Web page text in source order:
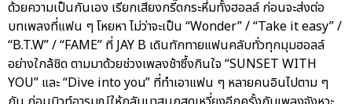
ด้วยความเป็นกันเอง เรียกเสียงกรี๊ดกระหึ่มทั้งฮอลล์ ก่อนจะส่งต่อ
บทเพลงที่แฟน ๆ โหยหา ไม่ว่าจะเป็น “Wonder” / “Take it easy” /
“B.T.W” / “FAME” ที่ JAY B เดินทักทายแฟนคลับทั่วทุกมุมฮอลล์
อย่างใกล้ชิด ตามมาด้วยช่วงเพลงช้าซึ้งกินใจ “SUNSET WITH
YOU” และ “Dive into you” ที่ทำเอาแฟน ๆ หลายคนอินไปตาม ๆ